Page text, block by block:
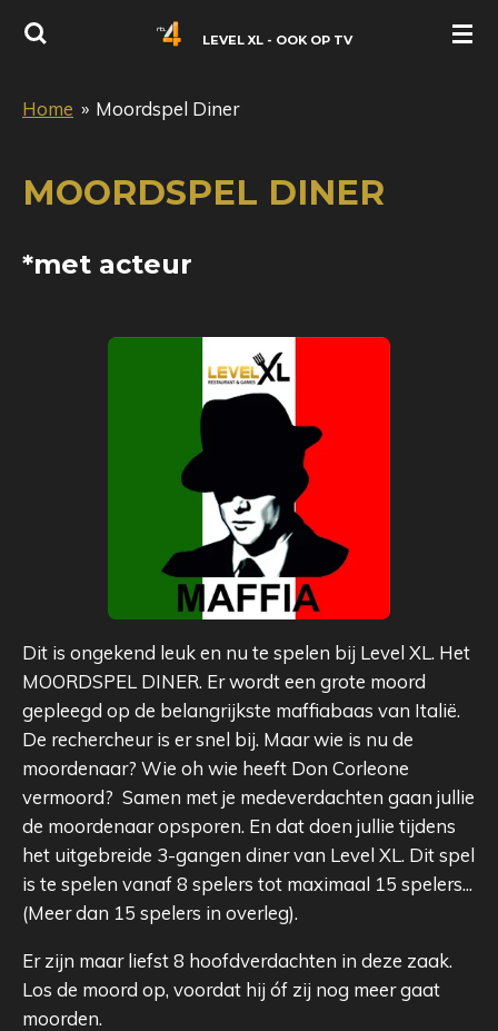
Ga
de
LEVEL XL - OOK OP TV
Home » Moordspel Diner
MOORDSPEL DINER
*met acteur
Dit is ongekend leuk en nu te spelen bij Level XL. Het
MOORDSPEL DINER. Er wordt een grote moord
gepleegd op de belangrijkste maffiabaas van Italië.
De rechercheur is er snel bij. Maar wie is nu de
moordenaar? Wie oh wie heeft Don Corleone
vermoord? Samen met je medeverdachten gaan jullie
de moordenaar opsporen. En dat doen jullie tijdens
het uitgebreide 3-gangen diner van Level XL. Dit spel
is te spelen vanaf 8 spelers tot maximaal 15 spelers...
(Meer dan 15 spelers in overleg).
Er zijn maar liefst 8 hoofdverdachten in deze zaak.
Los de moord op, voordat hij óf zij nog meer gaat
moorden.